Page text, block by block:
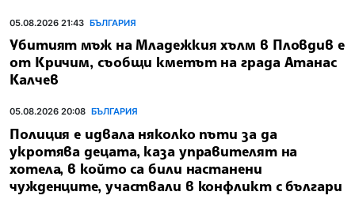
05.08.2026 21:43 БЪЛГАРИЯ
Убитият мъж на Младежкия хълм в Пловдив е
от Кричим, съобщи кметът на града Атанас
Калчев
05.08.2026 20:08 БЪЛГАРИЯ
Полиция е идвала няколко пъти за да
укротява децата, каза управителят на
хотела, в който са били настанени
чужденците, участвали в конфликт с българи